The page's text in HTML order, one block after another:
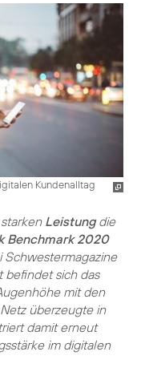
Kundenalltag
Leistungdie
Benchmark 2020
Schwestermagazine
befindet sich das
mit den
überzeugte in
damit erneut
im digitalen